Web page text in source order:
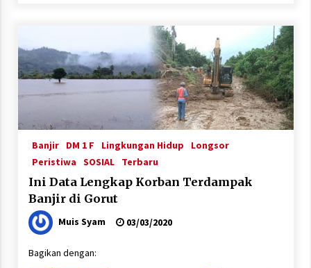
Banjir DM 1 F Lingkungan Hidup
Longsor
Peristiwa
SOSIAL Terbaru
Ini Data Lengkap Korban Terdampak
Banjir di Gorut
Muis Syam 03/03/2020
Bagikan dengan: